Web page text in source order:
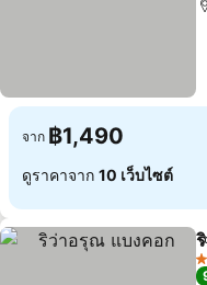
จาก ฿1,490
ดูราคาจาก 10 เว็บไซต์
4